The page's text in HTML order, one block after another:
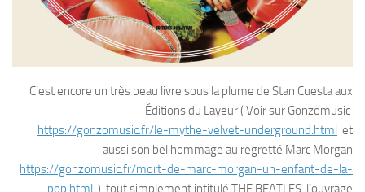
C’est encore un très beau livre sous la plume de Stan Cuesta aux
Éditions du Layeur ( Voir sur Gonzomusic
https://gonzomusic.fr/le-mythe-velvet-underground.html et
aussi son bel hommage au regretté Marc Morgan
https://gonzomusic.fr/mort-de-marc-morgan-un-enfant-de-la-
pop.html ), tout simplement intitulé THE BEATLES, l’ouvrage